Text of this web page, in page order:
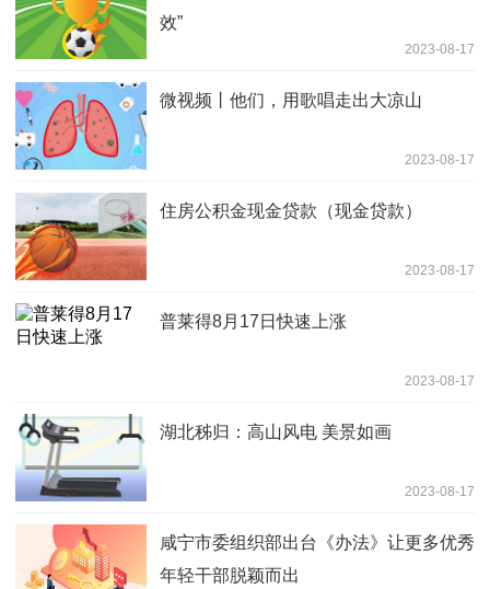
效”
2023-08-17
微视频丨他们，用歌唱走出大凉山
2023-08-17
住房公积金现金贷款（现金贷款）
2023-08-17
普莱得8月17日快速上涨
2023-08-17
湖北秭归：高山风电 美景如画
2023-08-17
咸宁市委组织部出台《办法》让更多优秀
年轻干部脱颖而出